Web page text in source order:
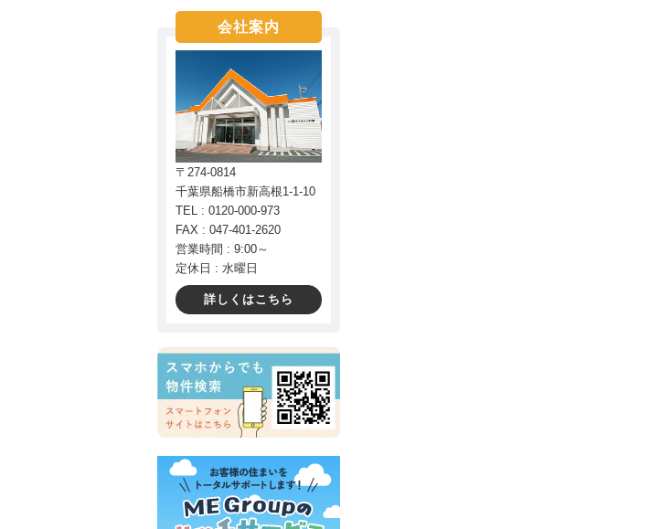
会社案内
〒274-0814
千葉県船橋市新高根1-1-10
TEL : 0120-000-973
FAX : 047-401-2620
営業時間 : 9:00～
定休日 : 水曜日
詳しくはこちら